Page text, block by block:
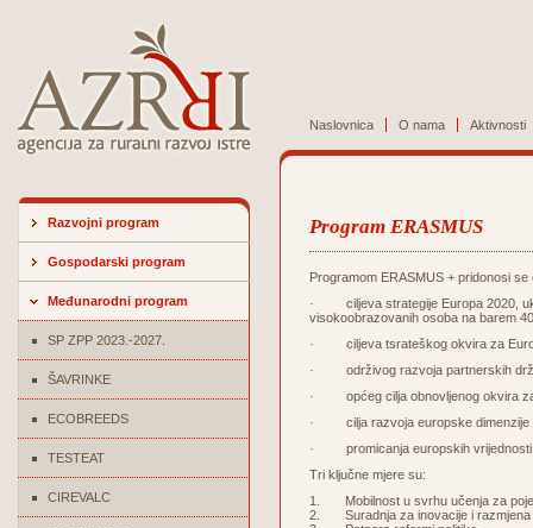
Naslovnica O nama Aktivnosti
Razvojni program
Gospodarski program
Međunarodni program
SP ZPP 2023.-2027.
ŠAVRINKE
ECOBREEDS
TESTEAT
CIREVALC
Program ERASMUS
Programom ERASMUS + pridonosi se
· ciljeva strategije Europa 2020,
visokoobrazovanih osoba na barem
· ciljeva tsrateškog okvira za
· održivog razvoja partnerskih
· općeg cilja obnovljenog okvira za
· cilja razvoja europske dimenzije u
· promicanja europskih vrijednosti
Tri ključne mjere su:
1. Mobilnost u svrhu učenja za
2. Suradnja za inovacije i razmjena